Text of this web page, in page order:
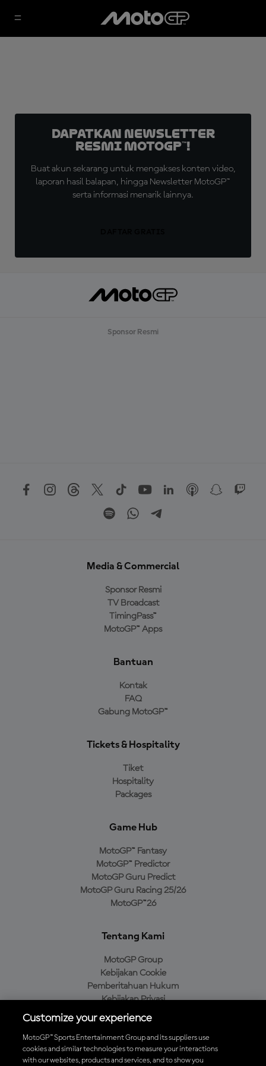
Dapatkan Newsletter
Resmi MotoGP™!
Buat akun sekarang untuk mengakses konten video,
laporan hasil balapan, hingga Newsletter MotoGP™
serta informasi menarik lainnya.
Sponsor Resmi
Media & Commercial
Sponsor Resmi
TV Broadcast
TimingPass™
MotoGP™ Apps
Bantuan
Kontak
FAQ
Gabung MotoGP™
Tickets & Hospitality
Tiket
Hospitality
Packages
Game Hub
MotoGP™ Fantasy
MotoGP™ Predictor
MotoGP Guru Predict
MotoGP Guru Racing 25/26
MotoGP™26
Tentang Kami
MotoGP Group
Kebijakan Cookie
Pemberitahuan Hukum
Kebijakan Privasi
Kebijakan Pembelian
Unduh Aplikasi Resmi MotoGP™
Customize your experience
MotoGP™ Sports Entertainment Group and its suppliers use
cookies and similar technologies to measure your interactions
with our websites, products and services, and to show you